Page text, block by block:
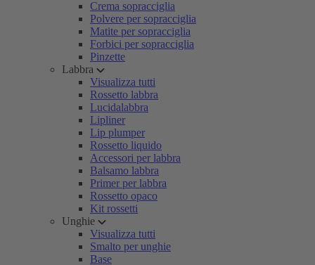
Crema sopracciglia
Polvere per sopracciglia
Matite per sopracciglia
Forbici per sopracciglia
Pinzette
Labbra
Visualizza tutti
Rossetto labbra
Lucidalabbra
Lipliner
Lip plumper
Rossetto liquido
Accessori per labbra
Balsamo labbra
Primer per labbra
Rossetto opaco
Kit rossetti
Unghie
Visualizza tutti
Smalto per unghie
Base